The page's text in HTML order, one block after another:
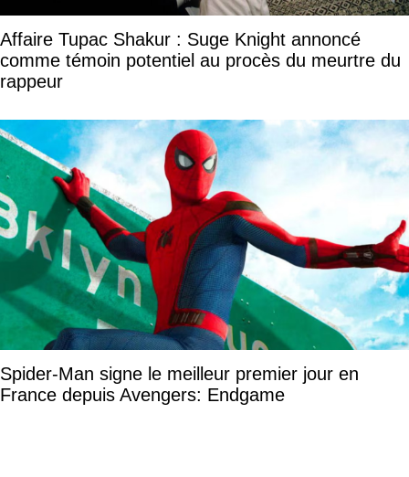
Affaire Tupac Shakur : Suge Knight annoncé
comme témoin potentiel au procès du meurtre du
rappeur
Spider-Man signe le meilleur premier jour en
France depuis Avengers: Endgame